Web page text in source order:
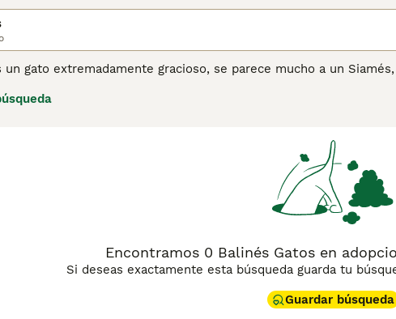
un gato extremadamente gracioso, se parece mucho a un
cual el Balinés se ha convertido en una mascota
para obtener
Encontramos 0 Balinés Gatos en
Si deseas exactamente esta búsqueda guarda tu
Guardar búsqueda